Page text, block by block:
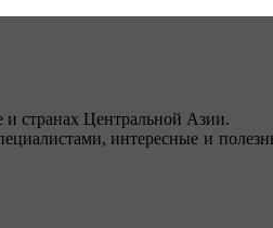
и странах Центральной Азии.
интересные и